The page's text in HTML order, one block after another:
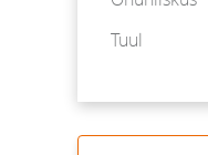
Tuul